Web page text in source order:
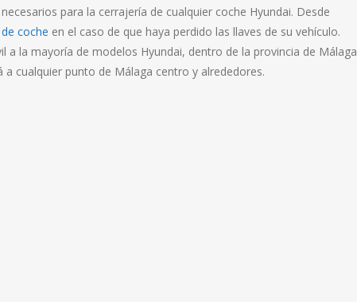
para la cerrajería de cualquier coche Hyundai. Desde
coche en el caso de que haya perdido las llaves de su vehículo.
la mayoría de modelos Hyundai, dentro de la provincia de
cualquier punto de Málaga centro y alrededores.